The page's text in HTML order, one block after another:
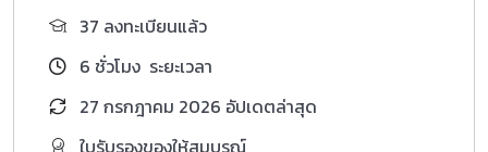
37 ลงทะเบียนแล้ว
6 ชั่วโมง ระยะเวลา
27 กรกฎาคม 2026 อัปเดตล่าสุด
ใบรับรองของให้สมบูรณ์